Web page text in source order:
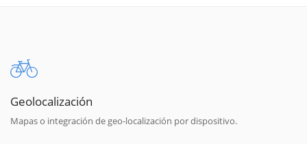
Geolocalización
Mapas o integración de geo-localización por dispositivo.